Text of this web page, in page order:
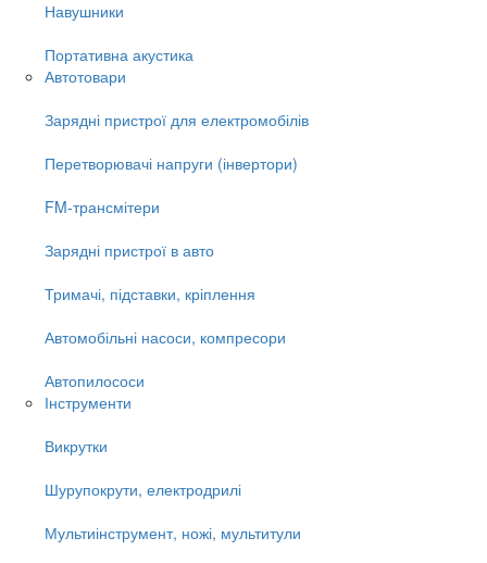
Навушники
Портативна акустика
Автотовари
Зарядні пристрої для електромобілів
Перетворювачі напруги (інвертори)
FM-трансмітери
Зарядні пристрої в авто
Тримачі, підставки, кріплення
Автомобільні насоси, компресори
Автопилососи
Інструменти
Викрутки
Шурупокрути, електродрилі
Мультиінструмент, ножі, мультитули